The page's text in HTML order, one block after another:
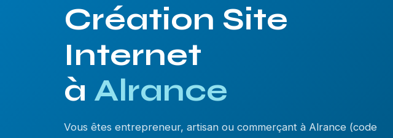
Création Site
Internet
à Alrance
Vous êtes entrepreneur, artisan ou commerçant à Alrance (code